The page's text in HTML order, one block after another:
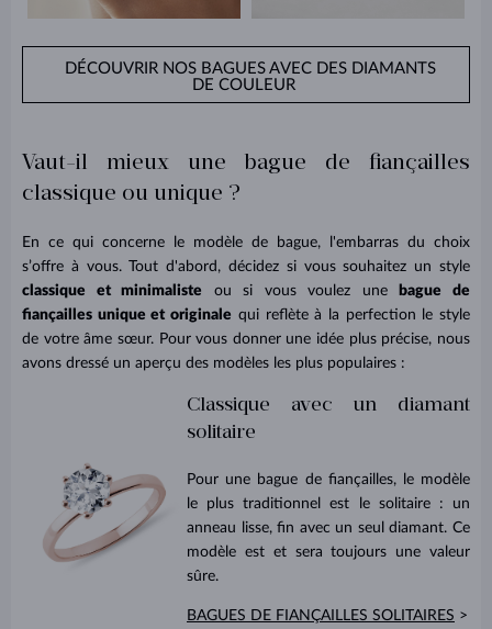
DÉCOUVRIR NOS BAGUES AVEC DES DIAMANTS
DE COULEUR
Vaut-il mieux une bague de fiançailles
classique ou unique ?
En ce qui concerne le modèle de bague, l'embarras du choix
s’offre à vous. Tout d'abord, décidez si vous souhaitez un style
classique et minimaliste ou si vous voulez une
bague de
fiançailles unique et originale qui reflète à la perfection le style
de votre âme sœur. Pour vous donner une idée plus précise, nous
avons dressé un aperçu des modèles les plus populaires :
Classique avec un diamant
solitaire
Pour une bague de fiançailles, le modèle
le plus traditionnel est le solitaire : un
anneau lisse, fin avec un seul diamant. Ce
modèle est et sera toujours une valeur
sûre.
BAGUES DE FIANÇAILLES SOLITAIRES >